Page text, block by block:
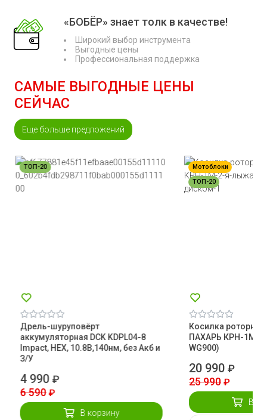
«БОБЁР» знает толк в качестве!
Широкий выбор инструмента
Выгодные цены
Профессиональная поддержка
САМЫЕ ВЫГОДНЫЕ ЦЕНЫ
СЕЙЧАС
Еще больше предложений
ТОП-20
Дрель-шуруповёрт
аккумуляторная DCK KDPL04-8
Impact, HEX, 10.8В,140нм, без Акб и
З/У
4 990₽
6 590 ₽
В корзину
Мотоблоки
ТОП-20
Косилка роторная
ПАХАРЬ КРН-1М
WG900)
20 990 ₽
25 990 ₽
В